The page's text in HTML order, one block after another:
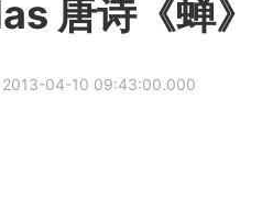
唐诗《蝉》
2013-04-10 09:43:00.000